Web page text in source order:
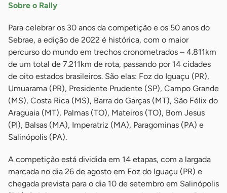
Sobre o Rally
Para celebrar os 30 anos da competição e os 50 anos do
Sebrae, a edição de 2022 é histórica, com o maior
percurso do mundo em trechos cronometrados – 4.811km
de um total de 7.211km de rota, passando por 14 cidades
de oito estados brasileiros. São elas: Foz do Iguaçu (PR),
Umuarama (PR), Presidente Prudente (SP), Campo Grande
(MS), Costa Rica (MS), Barra do Garças (MT), São Félix do
Araguaia (MT), Palmas (TO), Mateiros (TO), Bom Jesus
(PI), Balsas (MA), Imperatriz (MA), Paragominas (PA) e
Salinópolis (PA).
A competição está dividida em 14 etapas, com a largada
marcada no dia 26 de agosto em Foz do Iguaçu (PR) e
chegada prevista para o dia 10 de setembro em Salinópolis